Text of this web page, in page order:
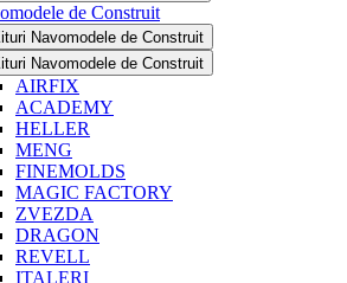
de Construit
Navomodele de Construit
Navomodele de Construit
AIRFIX
ACADEMY
HELLER
MENG
FINEMOLDS
MAGIC FACTORY
ZVEZDA
DRAGON
REVELL
ITALERI